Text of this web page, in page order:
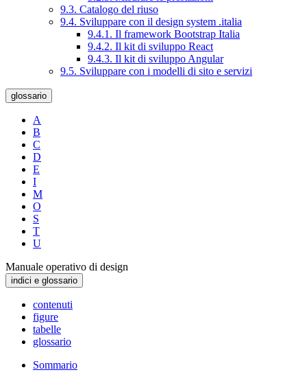
9.3. Catalogo del riuso
9.4. Sviluppare con il design system .italia
9.4.1. Il framework Bootstrap Italia
9.4.2. Il kit di sviluppo React
9.4.3. Il kit di sviluppo Angular
9.5. Sviluppare con i modelli di sito e servizi
glossario
A
B
C
D
E
I
M
O
S
T
U
Manuale operativo di design
indici e glossario
contenuti
figure
tabelle
glossario
Sommario